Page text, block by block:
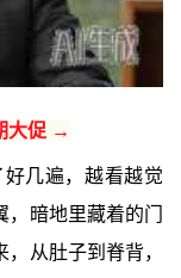
大促 →
几遍，越看越觉
暗地里藏着的门
从肚子到脊背，